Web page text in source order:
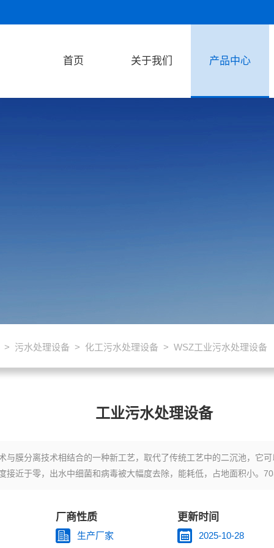
首页 关于我们 产品中心
> 污水处理设备 > 化工污水处理设备 > WSZ工业污水处理设备
工业污水处理设备
膜分离技术相结合的一种新工艺，取代了传统工艺中的二沉池，它
近于零，出水中细菌和病毒被大幅度去除，能耗低，占地面积小。
厂商性质
生产厂家
更新时间
2025-10-28